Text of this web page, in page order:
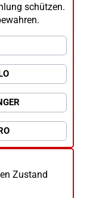
schützen.
Zustand